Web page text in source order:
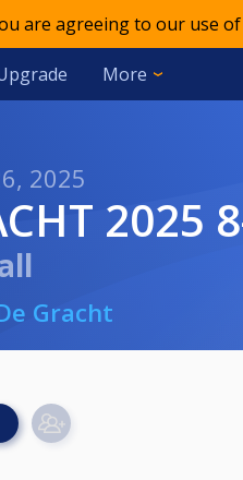
are agreeing to our use of
More
2025
2025
Gracht